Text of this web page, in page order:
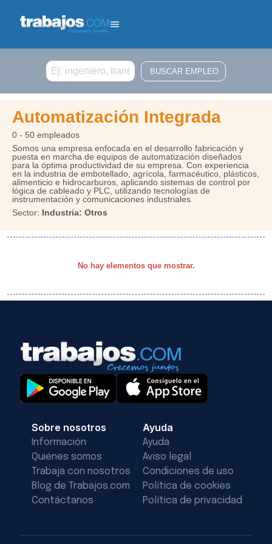
Buscar
Automatización Integrada
0 - 50 empleados
Somos una empresa enfocada en el desarrollo fabricación y
puesta en marcha de equipos de automatización diseñados
para la óptima productividad de su empresa. Con experiencia
en la industria de embotellado, agrícola, farmacéutico, plásticos,
alimenticio e hidrocarburos, aplicando sistemas de control por
lógica de cableado y PLC, utilizando tecnologías de
instrumentación y comunicaciones industriales.
Sector: Industria: Otros
No hay elementos que mostrar.
Sobre nosotros
Información
Quiénes somos
Trabaja con nosotros
Blog de Trabajos.com
Contáctanos
Ayuda
Ayuda
Aviso legal
Condiciones de uso
Política de cookies
Política de privacidad